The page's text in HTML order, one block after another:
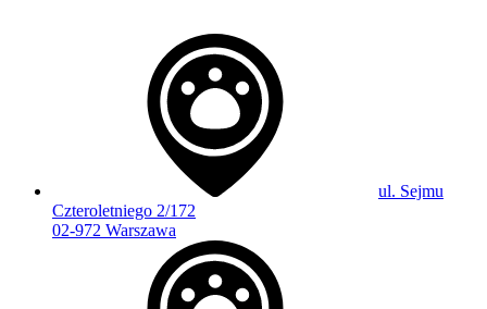
ul. Sejmu
Czteroletniego 2/172
02-972 Warszawa